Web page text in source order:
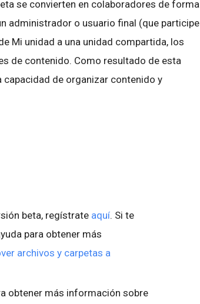
se convierten en colaboradores de forma
administrador o usuario final (que participe
Mi unidad a una unidad compartida, los
de contenido. Como resultado de esta
de organizar contenido y
beta, regístrate aquí. Si te
para obtener más
archivos y carpetas a
obtener más información sobre